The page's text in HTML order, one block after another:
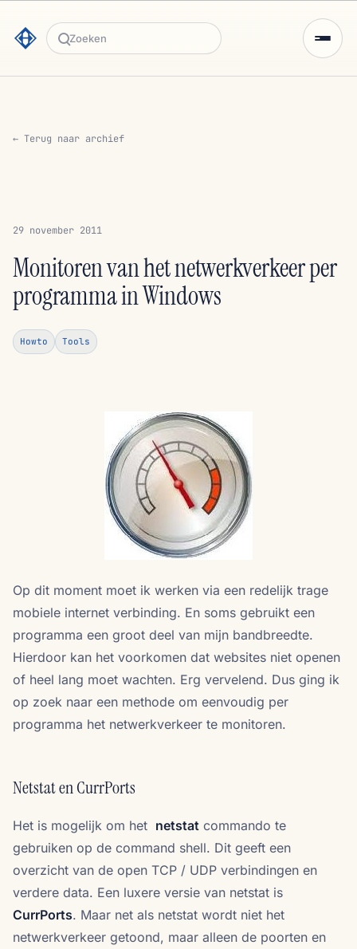
Zoeken
← Terug naar archief
29 november 2011
Monitoren van het netwerkverkeer per
programma in Windows
Howto Tools
Op dit moment moet ik werken via een redelijk trage
mobiele internet verbinding. En soms gebruikt een
programma een groot deel van mijn bandbreedte.
Hierdoor kan het voorkomen dat websites niet openen
of heel lang moet wachten. Erg vervelend. Dus ging ik
op zoek naar een methode om eenvoudig per
programma het netwerkverkeer te monitoren.
Netstat en CurrPorts
Het is mogelijk om het netstat commando te
gebruiken op de command shell. Dit geeft een
overzicht van de open TCP / UDP verbindingen en
verdere data. Een luxere versie van netstat is
CurrPorts. Maar net als netstat wordt niet het
netwerkverkeer getoond, maar alleen de poorten en